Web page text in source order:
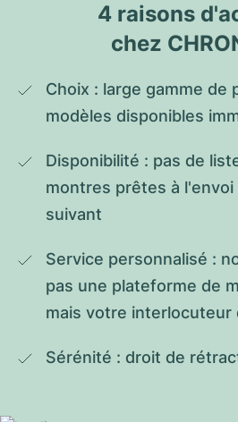
4 raisons
chez
Choix : large gamme de
modèles disponibles
Disponibilité : pas de
montres prêtes à l'envoi
suivant
Service personnalisé :
pas une plateforme de
mais votre interlocuteur
Sérénité : droit de